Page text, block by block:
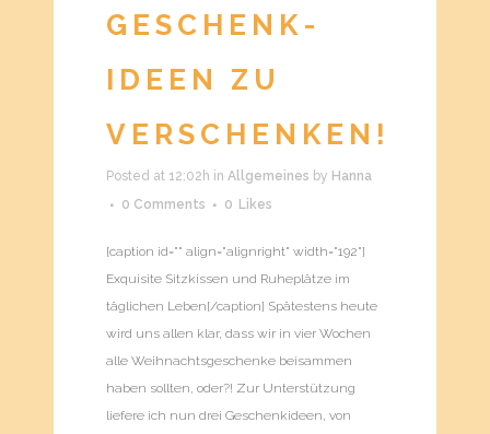
GESCHENK-
IDEEN ZU
VERSCHENKEN!
Posted at 12:02h in Allgemeines by Hanna
0 Comments
0 Likes
[caption id="" align="alignright" width="192"]
Exquisite Sitzkissen und Ruheplätze im
täglichen Leben[/caption] Spätestens heute
wird uns allen klar, dass wir in vier Wochen
alle Weihnachtsgeschenke beisammen
haben sollten, oder?! Zur Unterstützung
liefere ich nun drei Geschenkideen, von